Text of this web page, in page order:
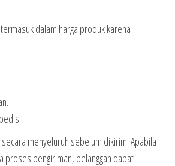
dalam harga produk karena
menyeluruh sebelum dikirim. Apabila
proses pengiriman, pelanggan dapat